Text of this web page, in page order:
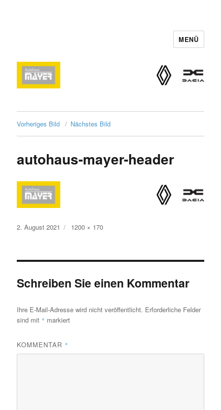
Autohaus Mayer
Löffingen
MENÜ
Vorheriges Bild Nächstes Bild
autohaus-mayer-header
Veröffentlicht
2. August 2021
Volle
1200 × 170
Schreiben Sie einen Kommentar
Ihre E-Mail-Adresse wird nicht veröffentlicht. Erforderliche Felder
sind mit * markiert
KOMMENTAR *